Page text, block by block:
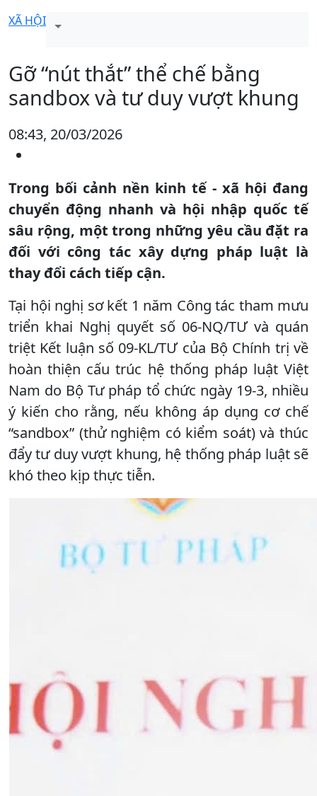
XÃ HỘI
Gỡ “nút thắt” thể chế bằng
sandbox và tư duy vượt khung
08:43, 20/03/2026
Trong bối cảnh nền kinh tế - xã hội đang
chuyển động nhanh và hội nhập quốc tế
sâu rộng, một trong những yêu cầu đặt ra
đối với công tác xây dựng pháp luật là
thay đổi cách tiếp cận.
Tại hội nghị sơ kết 1 năm Công tác tham mưu
triển khai Nghị quyết số 06-NQ/TƯ và quán
triệt Kết luận số 09-KL/TƯ của Bộ Chính trị về
hoàn thiện cấu trúc hệ thống pháp luật Việt
Nam do Bộ Tư pháp tổ chức ngày 19-3, nhiều
ý kiến cho rằng, nếu không áp dụng cơ chế
“sandbox” (thử nghiệm có kiểm soát) và thúc
đẩy tư duy vượt khung, hệ thống pháp luật sẽ
khó theo kịp thực tiễn.